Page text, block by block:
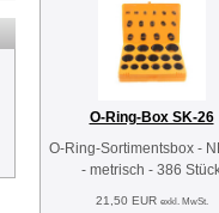
O-Ring-Box SK-26
O-Ring-Sortimentsbox -
- metrisch - 386
21,50 EUR exkl. MwSt.